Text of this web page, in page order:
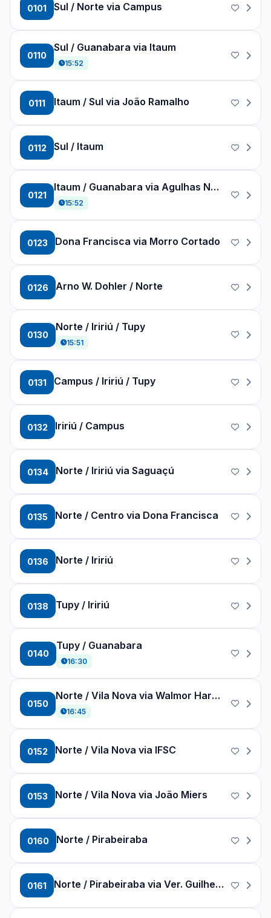
0101 Sul / Norte via Campus
0110
Sul / Guanabara via Itaum
15:52
0111 Itaum / Sul via João Ramalho
0112 Sul / Itaum
0121
Itaum / Guanabara via Agulhas Negras
15:52
0123 Dona Francisca via Morro Cortado
0126 Arno W. Dohler / Norte
0130
Norte / Iririú / Tupy
15:51
0131 Campus / Iririú / Tupy
0132 Iririú / Campus
0134 Norte / Iririú via Saguaçú
0135 Norte / Centro via Dona Francisca
0136 Norte / Iririú
0138 Tupy / Iririú
0140
Tupy / Guanabara
16:30
0150
Norte / Vila Nova via Walmor Harger
16:45
0152 Norte / Vila Nova via IFSC
0153 Norte / Vila Nova via João Miers
0160 Norte / Pirabeiraba
0161 Norte / Pirabeiraba via Ver. Guilherme Z.